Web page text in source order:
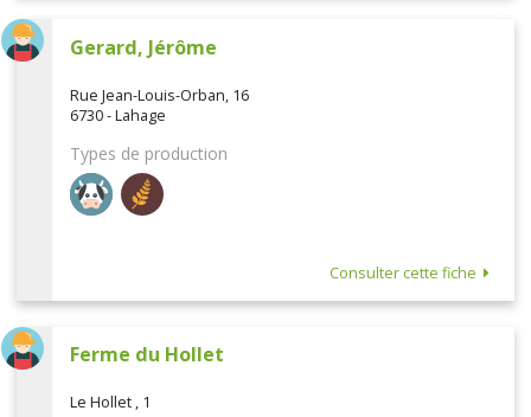
Gerard, Jérôme
Rue Jean-Louis-Orban, 16
6730 - Lahage
Types de production
Consulter cette fiche
Ferme du Hollet
Le Hollet , 1